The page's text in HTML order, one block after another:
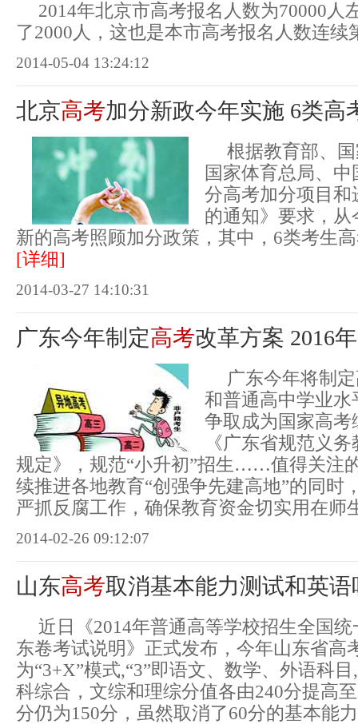
2014年北京市高考报名人数为70000人
了2000人，这也是本市高考报名人数连续
2014-05-04 13:24:12
北京高考加分新政今年实施 6类高
根据教育部、
国家体育总局、
分高考加分项目
的通知》要求，
新的高考照顾加分政策，其中，6类考生
[详细]
2014-03-27 14:10:31
广东今年制定高考改革方案 2016
广东今年将制
和普通高中学业
争取成为国家高
《广东省规范义
规定》，规范“小升初”招生……值得关注
续推进各地教育“创强争先建高地”的同时
严抓反腐工作，确保教育资金切实用在师
2014-02-26 09:12:07
山东高考取消基本能力测试和英语
近日《2014年普通高等学校招生全国
东卷考试说明》正式发布，今年山东省高
为“3+X”模式,“3”即语文、数学、外语科
科综合，文综和理综分值各由240分提高
分仍为150分，虽然取消了60分的基本能